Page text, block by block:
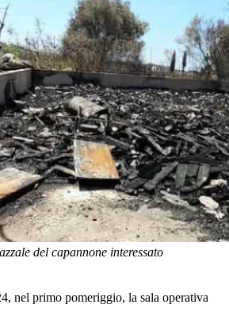
del capannone interessato
nel primo pomeriggio, la sala operativa